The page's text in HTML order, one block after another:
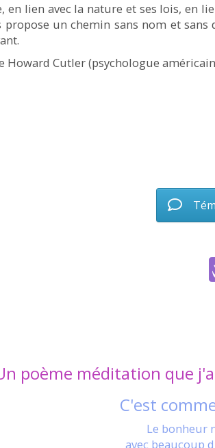
en lien avec la nature et ses lois, en
un chemin sans nom et
Howard Cutler (psychologue
poème méditation que
C'est
Le bonheur
avec beaucoup